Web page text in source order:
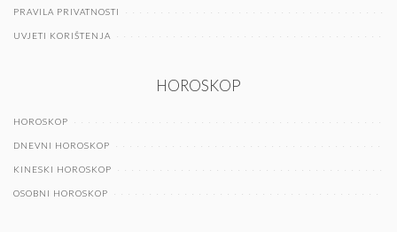
PRAVILA PRIVATNOSTI
UVJETI KORIŠTENJA
HOROSKOP
HOROSKOP
DNEVNI HOROSKOP
KINESKI HOROSKOP
OSOBNI HOROSKOP